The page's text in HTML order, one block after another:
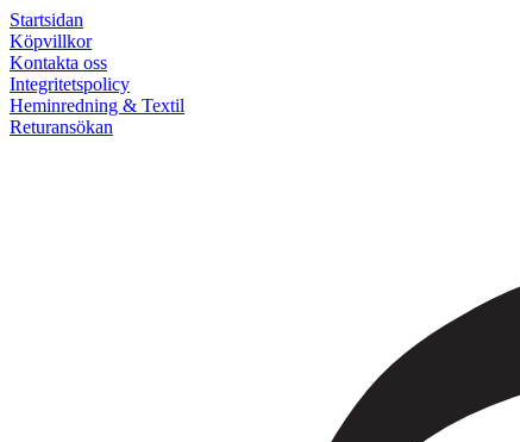
Startsidan
Köpvillkor
Kontakta oss
Integritetspolicy
Heminredning & Textil
Returansökan